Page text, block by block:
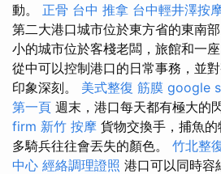
動。 正骨 台中 推拿 台中輕井澤按
第二大港口城市位於東方省的東南
小的城市位於客棧老闆，旅館和一
從中可以控制港口的日常事務，並
印象深刻。 美式整復 筋膜 google
第一頁 週末，港口每天都有極大的
firm 新竹 按摩 貨物交換手，捕魚
多騎兵往往會丟失的顏色。 竹北整
中心 經絡調理證照 港口可以同時容